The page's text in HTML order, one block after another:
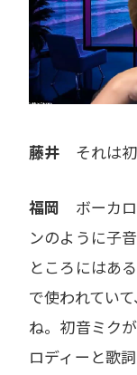
藤井 それは
福岡 ボーカ
ンのように子
ところにはあ
で使われてい
ね。初音ミク
ロディーと歌